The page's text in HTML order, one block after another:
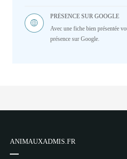
PRÉSENCE SUR GOOGLE
Avec une fiche bien présentée
présence sur Google.
ANIMAUXADMIS.FR